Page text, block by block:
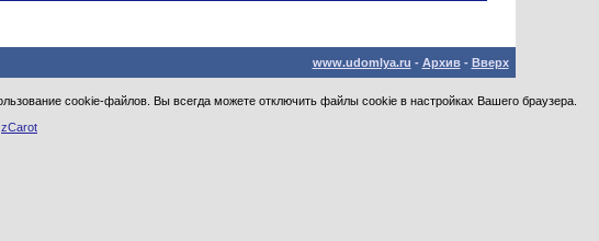
www.udomlya.ru - Архив- Вверх
cookie-файлов. Вы всегда можете отключить файлы cookie в настройках Вашего браузера.
zCarot